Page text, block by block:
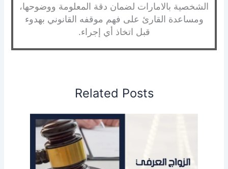
الشخصية بالامارات لضمان دقة المعلومة ووضوحها،
ومساعدة القارئ على فهم موقفه القانوني بهدوء
قبل اتخاذ أي إجراء.
Related Posts